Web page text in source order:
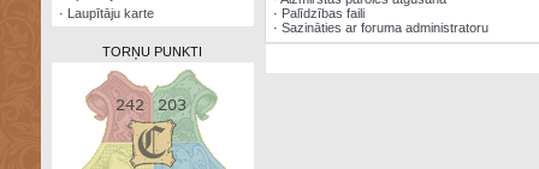
· Laupītāju karte
TORŅU PUNKTI
· Palīdzības faili
· Sazināties ar foruma administratoru